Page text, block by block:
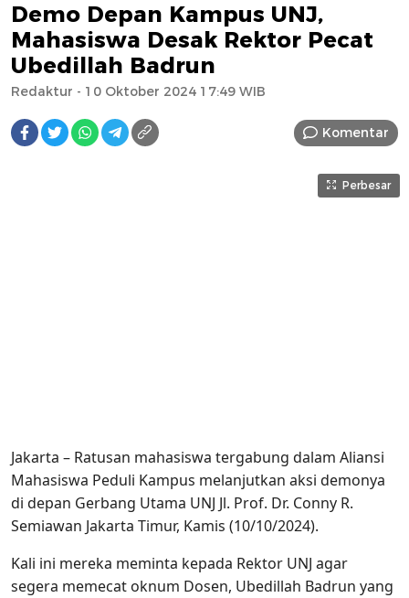
Demo Depan Kampus UNJ,
Mahasiswa Desak Rektor Pecat
Ubedillah Badrun
Redaktur - 10 Oktober 2024 17:49 WIB
Komentar
Perbesar
Jakarta – Ratusan mahasiswa tergabung dalam Aliansi
Mahasiswa Peduli Kampus melanjutkan aksi demonya
di depan Gerbang Utama UNJ Jl. Prof. Dr. Conny R.
Semiawan Jakarta Timur, Kamis (10/10/2024).
Kali ini mereka meminta kepada Rektor UNJ agar
segera memecat oknum Dosen, Ubedillah Badrun yang